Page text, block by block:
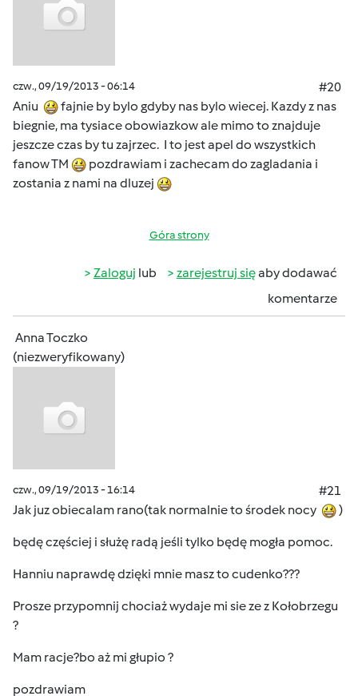
czw., 09/19/2013 - 06:14
#20
Aniu
fajnie by bylo gdyby nas bylo wiecej. Kazdy z nas
biegnie, ma tysiace obowiazkow ale mimo to znajduje
jeszcze czas by tu zajrzec. I to jest apel do wszystkich
fanow TM
pozdrawiam i zachecam do zagladania i
zostania z nami na dluzej
Góra strony
Zaloguj lub zarejestruj sięaby dodawać
komentarze
Anna Toczko
(niezweryfikowany)
czw., 09/19/2013 - 16:14
#21
Jak juz obiecalam rano(tak normalnie to środek nocy
)
będę częściej i służę radą jeśli tylko będę mogła pomoc.
Hanniu naprawdę dzięki mnie masz to cudenko???
Prosze przypomnij chociaż wydaje mi sie ze z Kołobrzegu
?
Mam racje?bo aż mi głupio ?
pozdrawiam